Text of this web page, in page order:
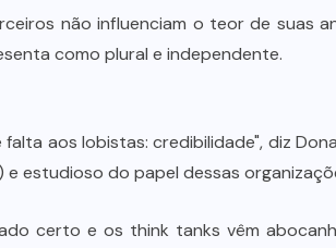
não influenciam o teor de suas
como plural e independente.
aos lobistas: credibilidade", diz
e estudioso do papel dessas
certo e os think tanks vêm